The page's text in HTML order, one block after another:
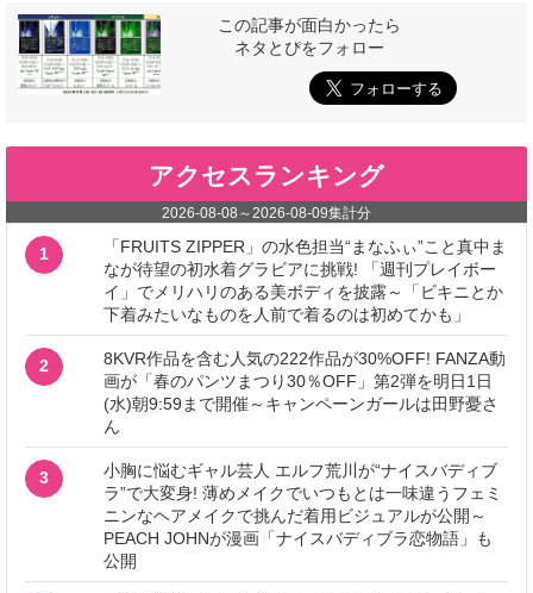
この記事が面白かったら
ネタとぴをフォロー
アクセスランキング
2026-08-08 ～2026-08-09集計分
1
「FRUITS ZIPPER」の水色担当“まなふぃ”こと真中ま
なが待望の初水着グラビアに挑戦! 「週刊プレイボー
イ」でメリハリのある美ボディを披露～「ビキニとか
下着みたいなものを人前で着るのは初めてかも」
2
8KVR作品を含む人気の222作品が30%OFF! FANZA動
画が「春のパンツまつり30％OFF」第2弾を明日1日
(水)朝9:59まで開催～キャンペーンガールは田野憂さ
ん
3
小胸に悩むギャル芸人 エルフ荒川が“ナイスバディブ
ラ”で大変身! 薄めメイクでいつもとは一味違うフェミ
ニンなヘアメイクで挑んだ着用ビジュアルが公開～
PEACH JOHNが漫画「ナイスバディブラ恋物語」も
公開